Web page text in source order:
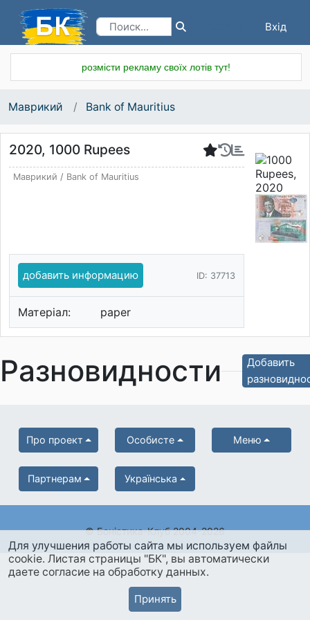
Вхід
розмісти рекламу своїх лотів тут!
Маврикий Bank of Mauritius
2020, 1000 Rupees
Маврикий/ Bank of Mauritius
добавить информацию ID: 37713
Матеріал: paper
Разновидности
Добавить
Про проект Особисте Меню
Партнерам Українська
© Боністика-Клуб 2004-2026
Для улучшения работы сайта мы используем файлы
cookie. Листая страницы "БК", вы автоматически
даете согласие на обработку данных.
Принять